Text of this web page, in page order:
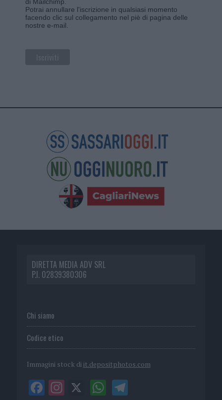
Potrai annullare l'iscrizione in qualsiasi momento
facendo clic sul collegamento nel piè di pagina delle
nostre e-mail.
DIRETTA MEDIA ADV SRL
P.I. 02839380306
Chi siamo
Codice etico
Immagini stock di it.depositphotos.com